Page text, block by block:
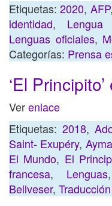
Etiquetas:2020, AFP,
identidad, Lengua
Lenguas oficiales,
Categorías: Prensa
‘El
Verenlace
Etiquetas:2018,
Saint- Exupéry,
El Mundo, El
francesa, Lenguas
Bellveser, Traducción